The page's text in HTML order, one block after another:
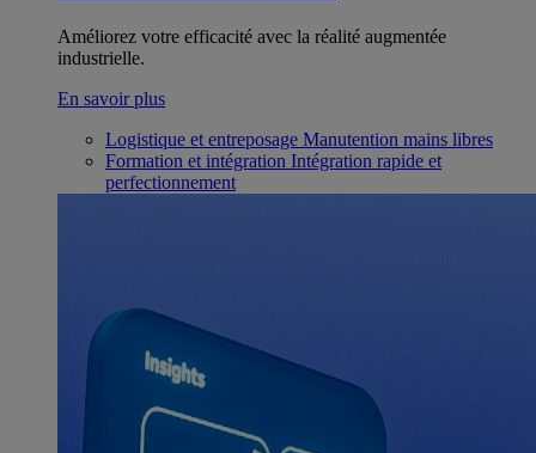
Améliorez votre efficacité avec la réalité augmentée
industrielle.
En savoir plus
Logistique et entreposage Manutention mains libres
Formation et intégration Intégration rapide et
perfectionnement